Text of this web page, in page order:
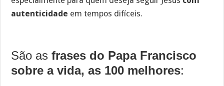
autenticidade em tempos difíceis.
São asfrases do Papa Francisco
sobre a vida, as 100 melhores: